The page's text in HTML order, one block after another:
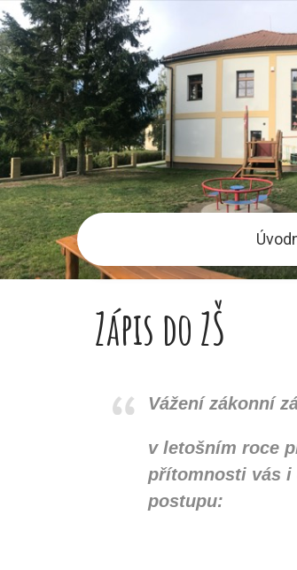
Zápis do ZŠ
Vážení zákonní
v letošním roce
přítomnosti vás i
postupu: